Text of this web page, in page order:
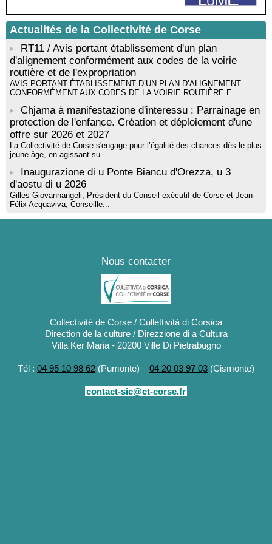
rythmique et corporelle - Mediateca territuriale di Santa Lucia di
Tallà
! Événement reporté ! Cycle de conférences peinture animé
par Alexandre Dominati - Mediateca territuriale di Santa Lucia di
Tallà
Actualités de la Collectivité de Corse
RT11 / Avis portant établissement d'un plan
d'alignement conformément aux codes de la voirie
routière et de l'expropriation
AVIS PORTANT ÉTABLISSEMENT D’UN PLAN D’ALIGNEMENT
CONFORMÉMENT AUX CODES DE LA VOIRIE ROUTIÈRE E...
Chjama à manifestazione d'interessu : Parrainage en
protection de l'enfance. Création et déploiement d'une
offre sur 2026 et 2027
La Collectivité de Corse s'engage pour l’égalité des chances dès le plus
jeune âge, en agissant su...
Inaugurazione di u Ponte Biancu d'Orezza, u 3
d'aostu di u 2026
Gilles Giovannangeli, Président du Conseil exécutif de Corse et Jean-
Félix Acquaviva, Conseille...
Nous contacter
Collectivité de Corse / Cullettività di Corsica
Direction de la culture / Direzzione di a Cultura
Villa Ker Maria - 20200 Ville Di Pietrabugno
Tél : 04 95 10 98 62 (Pumonte) –04 20 03 97 03 (Cismonte)
contact-sic@ct-corse.fr